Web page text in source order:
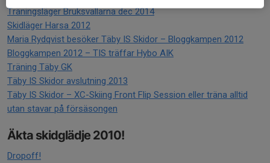
Träningsläger Bruksvallarna dec 2014
Skidläger Harsa 2012
Maria Rydqvist besöker Täby IS Skidor – Bloggkampen 2012
Bloggkampen 2012 – TIS träffar Hybo AIK
Träning Täby GK
Täby IS Skidor avslutning 2013
Täby IS Skidor – XC-Skiing Front Flip Session eller träna alltid
utan stavar på försäsongen
Äkta skidglädje 2010!
Dropoff!